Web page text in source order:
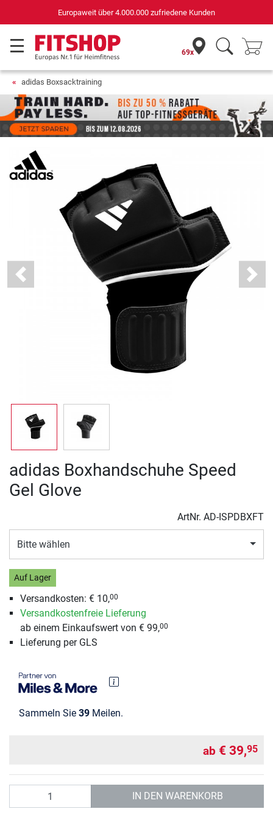
für Sportgeräte (n-tv+DISQ 2016-2024)
69x
adidas Boxsacktraining
Previous Next
adidas Boxhandschuhe Speed
Gel Glove
ArtNr. AD-ISPDBXFT
Bitte wählen
Auf Lager
Versandkosten: € 10,00
Versandkostenfreie Lieferung
ab einem Einkaufswert von € 99,00
Lieferung per GLS
Sammeln Sie 39 Meilen.
ab € 39,95
IN DEN WARENKORB